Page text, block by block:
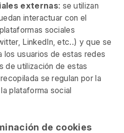
externas: se utilizan
interactuar con el
sociales
LinkedIn, etc..) y que se
los usuarios de estas redes
de utilización de estas
se regulan por la
plataforma social
de cookies